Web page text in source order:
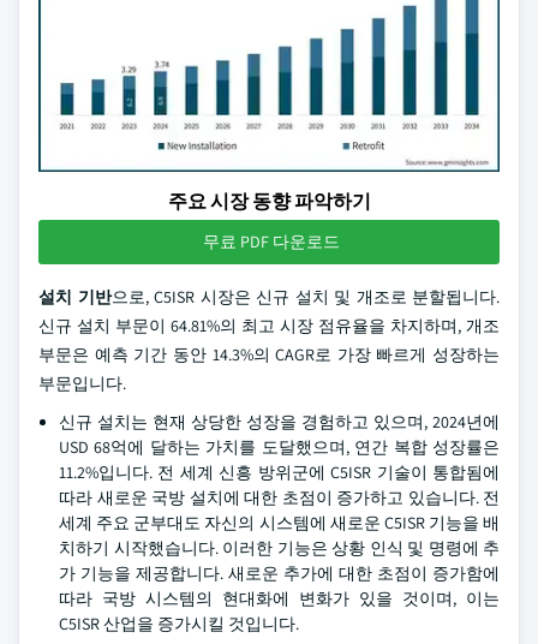
주요 시장 동향 파악하기
무료 PDF 다운로드
설치 기반으로, C5ISR 시장은 신규 설치 및 개조로 분할됩니다.
신규 설치 부문이 64.81%의 최고 시장 점유율을 차지하며, 개조
부문은 예측 기간 동안 14.3%의 CAGR로 가장 빠르게 성장하는
부문입니다.
신규 설치는 현재 상당한 성장을 경험하고 있으며, 2024년에
USD 68억에 달하는 가치를 도달했으며, 연간 복합 성장률은
11.2%입니다. 전 세계 신흥 방위군에 C5ISR 기술이 통합됨에
따라 새로운 국방 설치에 대한 초점이 증가하고 있습니다. 전
세계 주요 군부대도 자신의 시스템에 새로운 C5ISR 기능을 배
치하기 시작했습니다. 이러한 기능은 상황 인식 및 명령에 추
가 기능을 제공합니다. 새로운 추가에 대한 초점이 증가함에
따라 국방 시스템의 현대화에 변화가 있을 것이며, 이는
C5ISR 산업을 증가시킬 것입니다.